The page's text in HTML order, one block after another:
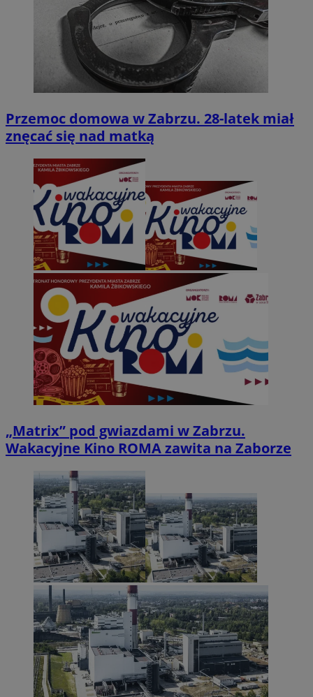
Przemoc domowa w Zabrzu. 28-latek miał
znęcać się nad matką
„Matrix” pod gwiazdami w Zabrzu.
Wakacyjne Kino ROMA zawita na Zaborze